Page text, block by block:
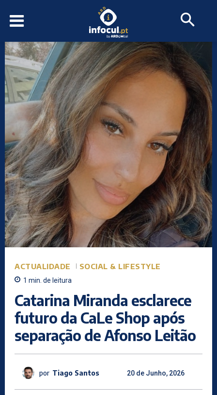
ACTUALIDADE SOCIAL & LIFESTYLE
1 min. de leitura
Catarina Miranda esclarece
futuro da CaLe Shop após
separação de Afonso Leitão
por Tiago Santos 20 de Junho, 2026